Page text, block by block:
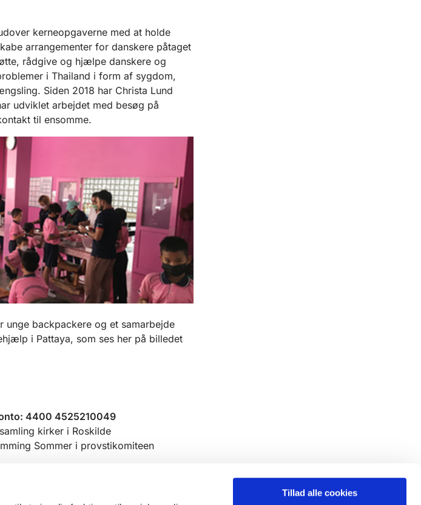
Tillad alle cookies
kerneopgaverne med at holde
arrangementer for danskere påtaget
rådgive og hjælpe danskere og
i Thailand i form af sygdom,
Siden 2018 har Christa Lund
udviklet arbejdet med besøg på
til ensomme.
unge backpackere og et samarbejde
i Pattaya, som ses her på billedet
4400 4525210049
kirker i Roskilde
Sommer i provstikomiteen